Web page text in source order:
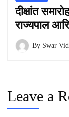
दीक्षांत
राज्यपाल
By Swar
Leave a